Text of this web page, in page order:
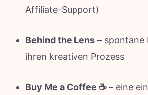
Affiliate-Support)
Behind the Lens – spontane
ihren kreativen Prozess
Buy Me a Coffee ☕– eine